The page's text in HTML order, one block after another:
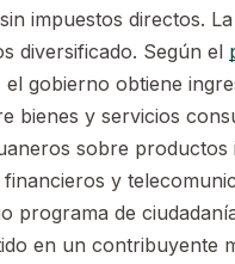
impuestos directos.
diversificado. Según el
el gobierno obtiene
bienes y servicios
sobre productos
y
programa de
en un contribuyente